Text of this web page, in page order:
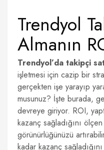
Trendyol
Almanın
Trendyol’da takipçi
işletmesi için cazip bir
gerçekten işe yarayıp
musunuz? İşte burada,
devreye giriyor. ROI,
kazanç sağladığını
görünürlüğünüzü
kadar kazanç